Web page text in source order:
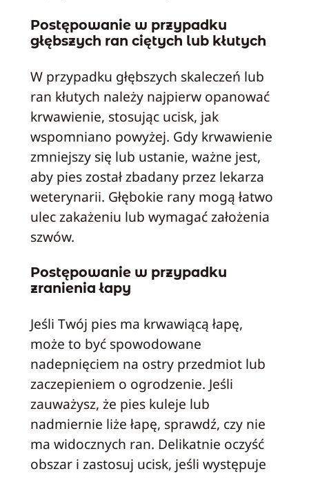
Postępowanie w przypadku
głębszych ran ciętych lub kłutych
W przypadku głębszych skaleczeń lub
ran kłutych należy najpierw opanować
krwawienie, stosując ucisk, jak
wspomniano powyżej. Gdy krwawienie
zmniejszy się lub ustanie, ważne jest,
aby pies został zbadany przez lekarza
weterynarii. Głębokie rany mogą łatwo
ulec zakażeniu lub wymagać założenia
szwów.
Postępowanie w przypadku
zranienia łapy
Jeśli Twój pies ma krwawiącą łapę,
może to być spowodowane
nadepnięciem na ostry przedmiot lub
zaczepieniem o ogrodzenie. Jeśli
zauważysz, że pies kuleje lub
nadmiernie liże łapę, sprawdź, czy nie
ma widocznych ran. Delikatnie oczyść
obszar i zastosuj ucisk, jeśli występuje